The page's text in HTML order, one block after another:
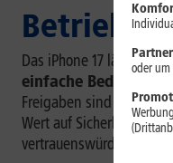
Das iPhone 17 läuft mit
einfache Bedienung
Freigaben sind klar
Wert auf Sicherheit. Für
vertrauenswürdig und
oder